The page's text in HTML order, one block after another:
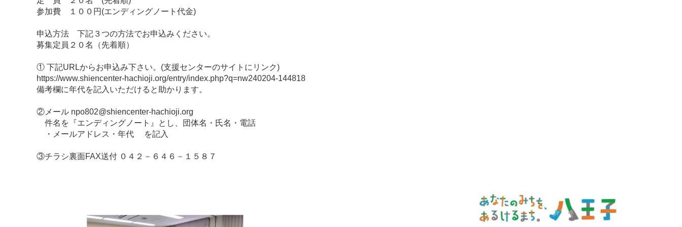
参加費 １００円(エンディングノート代金)
申込方法 下記３つの方法でお申込みください。
募集定員２０名（先着順）
① 下記URLからお申込み下さい。(支援センターのサイトにリンク)
https://www.shiencenter-hachioji.org/entry/index.php?q=nw240204-144818
備考欄に年代を記入いただけると助かります。
②メール npo802@shiencenter-hachioji.org
件名を『エンディングノート』とし、団体名・氏名・電話
・メールアドレス・年代 を記入
③チラシ裏面FAX送付 ０４２－６４６－１５８７